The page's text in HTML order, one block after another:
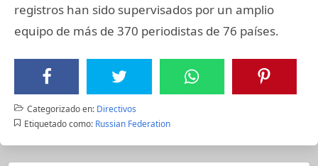
registros han sido supervisados por un amplio
equipo de más de 370 periodistas de 76 países.
Categorizado en: Directivos
Etiquetado como: Russian Federation